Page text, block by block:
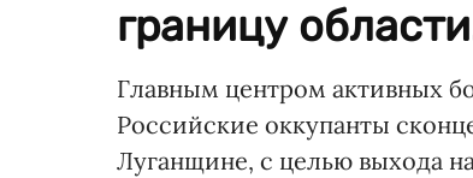
границу
Главным центром активных
Российские оккупанты
Луганщине, с целью выхода